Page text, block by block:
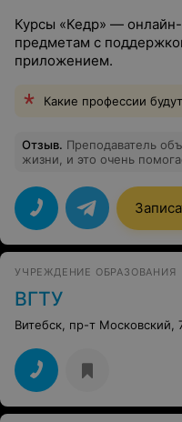
Курсы «Кедр» —
предметам с
приложением.
Какие профессии
Отзыв. Преподаватель
жизни, и это очень
отличать. Занятия
переслушала пару
чувствую, что стала
уроки чуть затягиваются
плюс. Курс уже
УЧРЕЖДЕНИЕ ОБРАЗОВАНИЯ
ВГТУ
Витебск, пр-т Московский,